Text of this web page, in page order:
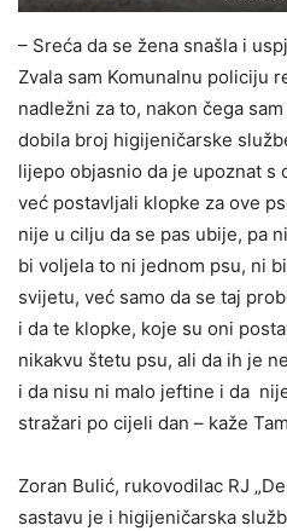
– Sreća da se žena snašla i
Zvala sam Komunalnu policiju
nadležni za to, nakon čega
dobila broj higijeničarske
lijepo objasnio da je upoznat s
već postavljali klopke za ove
nije u cilju da se pas ubije, pa
bi voljela to ni jednom psu, ni
svijetu, već samo da se taj
i da te klopke, koje su oni
nikakvu štetu psu, ali da ih je
i da nisu ni malo jeftine i da
stražari po cijeli dan – kaže
Zoran Bulić, rukovodilac RJ
sastavu je i higijeničarska